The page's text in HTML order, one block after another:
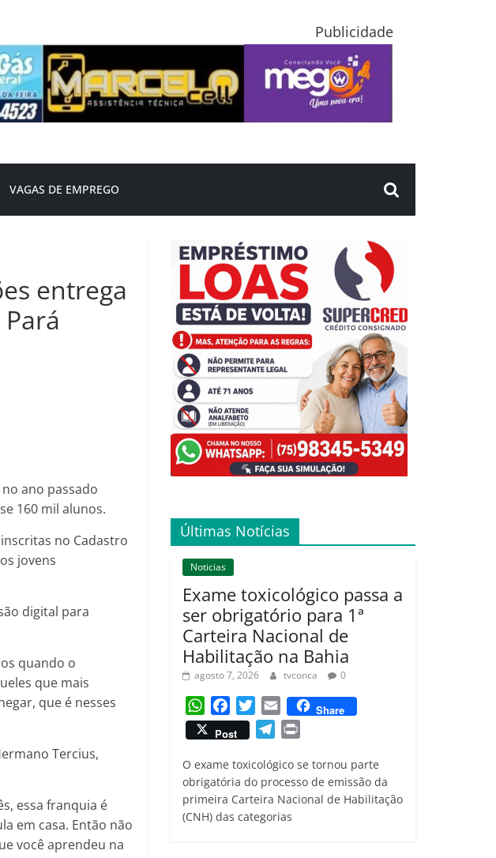
Publicidade
VAGAS DE EMPREGO
entrega
ano passado
160 mil alunos.
no Cadastro
jovens
digital para
quando o
que mais
que é nesses
Tercius,
essa franquia é
em casa. Então não
você aprendeu na
Últimas Notícias
Noticias
Exame toxicológico passa a
ser obrigatório para 1ª
Carteira Nacional de
Habilitação na Bahia
agosto 7, 2026 tvconca 0
W
h
a
t
s
A
p
a
c
e
b
o
o
w
i
t
t
e
r
m
a
i
l
Share
Post
l
e
g
r
i
n
t
O exame toxicológico se tornou parte
obrigatória do processo de emissão da
primeira Carteira Nacional de Habilitação
(CNH) das categorias